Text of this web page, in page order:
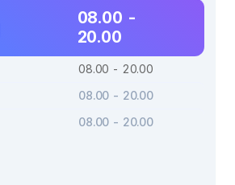
08.00 -
20.00
08.00 - 20.00
08.00 - 20.00
08.00 - 20.00